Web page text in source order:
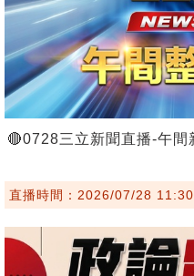
🔴0728三立新聞直播-午間
直播時間：2026/07/28 11:30